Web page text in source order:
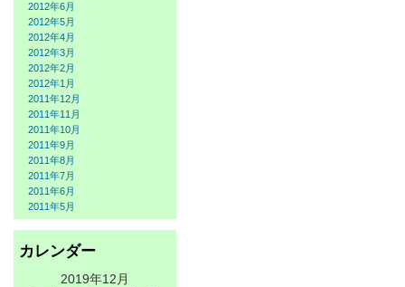
2012年6月
2012年5月
2012年4月
2012年3月
2012年2月
2012年1月
2011年12月
2011年11月
2011年10月
2011年9月
2011年8月
2011年7月
2011年6月
2011年5月
カレンダー
2019年12月